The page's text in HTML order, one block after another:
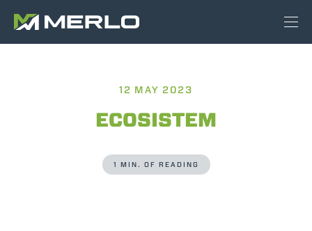
12 MAY 2023
ECOSISTEM
1 MIN. OF READING